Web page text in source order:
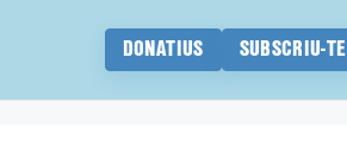
DONATIUS SUBSCRIU-TE